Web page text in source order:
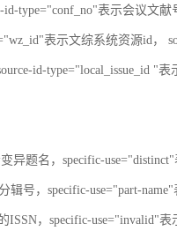
type="conf_no"表示会议文献
表示文综系统资源id，
id-type="local_issue_id "表
异题名，specific-use="distinct"
号，specific-use="part-name"
，specific-use="invalid"表